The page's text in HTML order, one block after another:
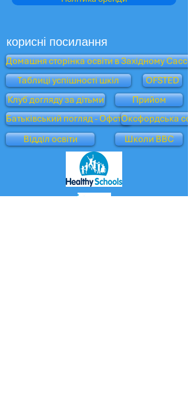
корисні посилання
Домашня сторінка освіти в Західному
Таблиці успішності шкіл
OFSTED
Клуб догляду за дітьми
Батьківський погляд - Офстед
Прийом
Оксфордська
Відділ освіти
Школи BBC